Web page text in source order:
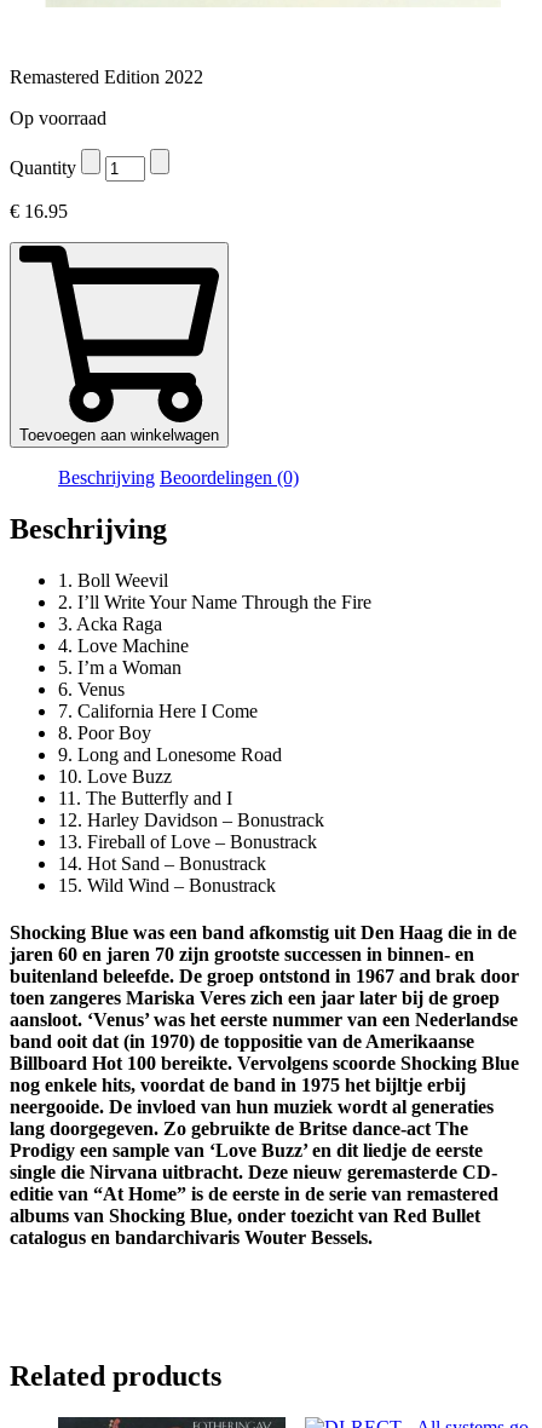
Remastered Edition 2022
Op voorraad
Quantity
€ 16.95
Toevoegen aan winkelwagen
Beschrijving Beoordelingen (0)
Beschrijving
1. Boll Weevil
2. I’ll Write Your Name Through the Fire
3. Acka Raga
4. Love Machine
5. I’m a Woman
6. Venus
7. California Here I Come
8. Poor Boy
9. Long and Lonesome Road
10. Love Buzz
11. The Butterfly and I
12. Harley Davidson – Bonustrack
13. Fireball of Love – Bonustrack
14. Hot Sand – Bonustrack
15. Wild Wind – Bonustrack
Shocking Blue was een band afkomstig uit Den Haag die in de
jaren 60 en jaren 70 zijn grootste successen in binnen- en
buitenland beleefde. De groep ontstond in 1967 and brak door
toen zangeres Mariska Veres zich een jaar later bij de groep
aansloot. ‘Venus’ was het eerste nummer van een Nederlandse
band ooit dat (in 1970) de toppositie van de Amerikaanse
Billboard Hot 100 bereikte. Vervolgens scoorde Shocking Blue
nog enkele hits, voordat de band in 1975 het bijltje erbij
neergooide. De invloed van hun muziek wordt al generaties
lang doorgegeven. Zo gebruikte de Britse dance-act The
Prodigy een sample van ‘Love Buzz’ en dit liedje de eerste
single die Nirvana uitbracht. Deze nieuw geremasterde CD-
editie van “At Home” is de eerste in de serie van remastered
albums van Shocking Blue, onder toezicht van Red Bullet
catalogus en bandarchivaris Wouter Bessels.
Related products